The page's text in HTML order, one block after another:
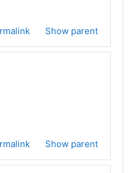
Show parent
Show parent